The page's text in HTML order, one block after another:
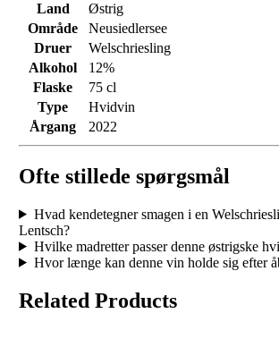
Land
Østrig
Område
Neusiedlersee
Druer
Welschriesling
Alkohol
12%
Flaske
75 cl
Type
Hvidvin
Årgang
2022
Ofte stillede spørgsmål
Hvad kendetegner smagen i en
Lentsch?
Hvilke madretter passer denne østrigske
Hvor længe kan denne vin holde sig efter
Related Products